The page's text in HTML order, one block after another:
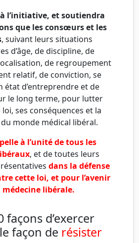
l’initiative, et soutiendra
que les consœurs et les
, suivant leurs situations
d’âge, de discipline, de
de regroupement
relatif, de conviction, se
état d’entreprendre et de
le long terme, pour lutter
ses conséquences et la
monde médical libéral.
à l’unité de tous les
, et de toutes leurs
dans la défense
cette loi, et pour l’avenir
médecine libérale.
façons d’exercer
façon de résister